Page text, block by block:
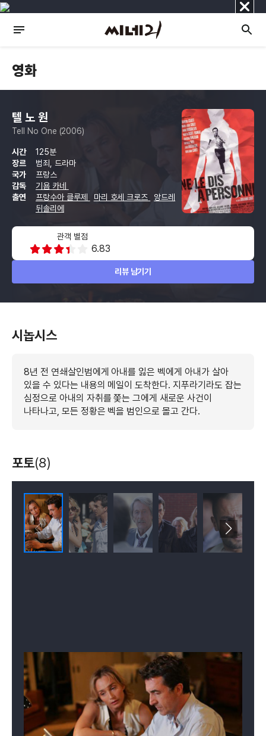
닫
기
영화
텔 노 원
Tell No One (2006)
시간
125분
장르
범죄, 드라마
국가
프랑스
감독
기욤 카네
출연
프랑수아 클루제 마리 호세 크로즈
앙드레
뒤솔리에
관객 별점
6.83
리뷰 남기기
시놉시스
8년 전 연쇄살인범에게 아내를 잃은 벡에게 아내가 살아
있을 수 있다는 내용의 메일이 도착한다. 지푸라기라도 잡는
심정으로 아내의 자취를 쫓는 그에게 새로운 사건이
나타나고, 모든 정황은 벡을 범인으로 몰고 간다.
포토(8)